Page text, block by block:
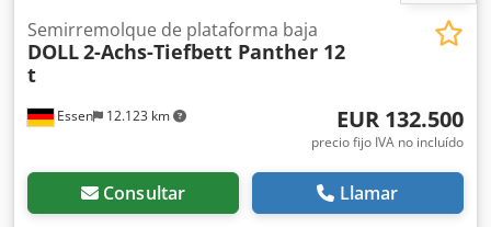
Essen 12.123 km
Semirremolque de plataforma baja
DOLL2-Achs-Tiefbett Panther 12
t
EUR 132.500
precio fijo IVA no incluído
Consultar Llamar